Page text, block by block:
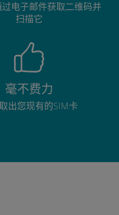
电子邮件获取二维码并
扫描它
毫不费力
出您现有的SIM卡